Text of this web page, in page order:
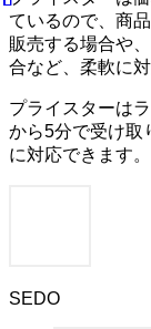
ているので、商
販売する場合や
合など、柔軟に対
プライスターは
から5分で受け取
に対応できます。
SEDO